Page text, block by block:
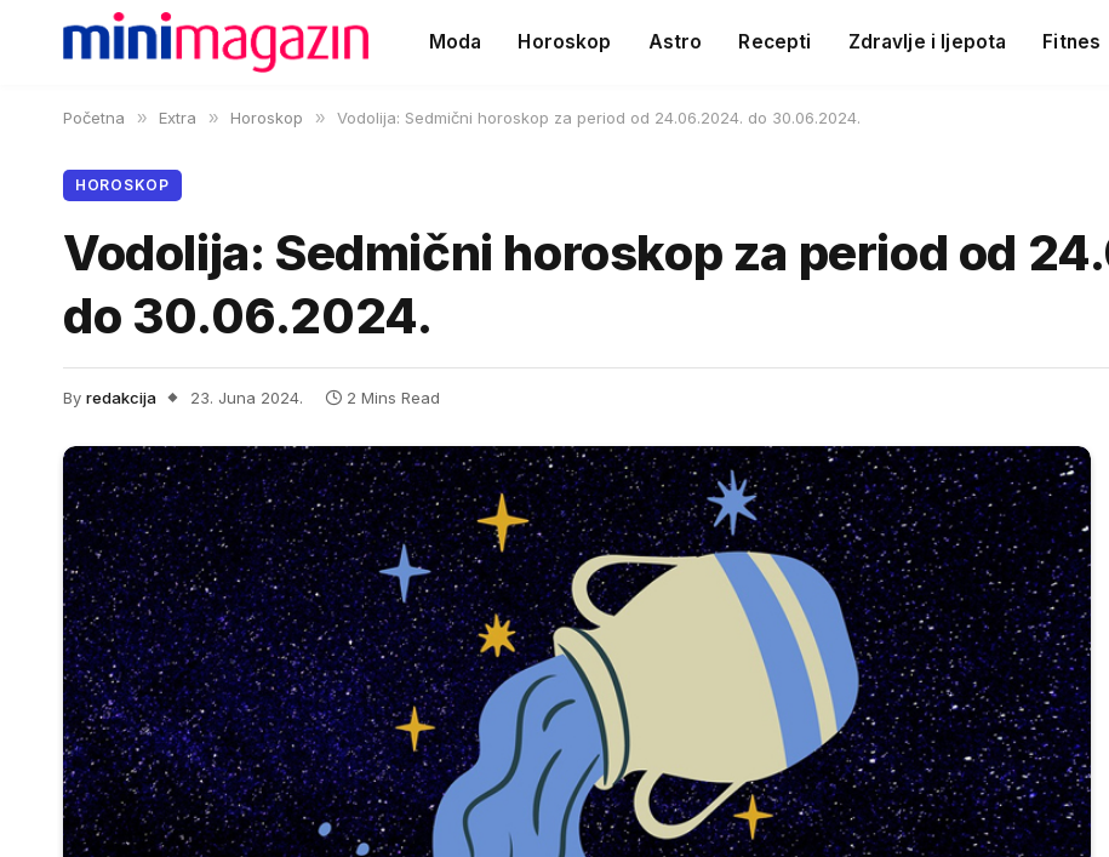
Moda Horoskop Astro Recepti Zdravlje i ljepota Fitnes
Početna » Extra » Horoskop » Vodolija: Sedmični horoskop za period od 24.06.2024. do 30.06.2024.
HOROSKOP
Vodolija: Sedmični horoskop za period od
do 30.06.2024.
By redakcija 23. Juna 2024. 2 Mins Read